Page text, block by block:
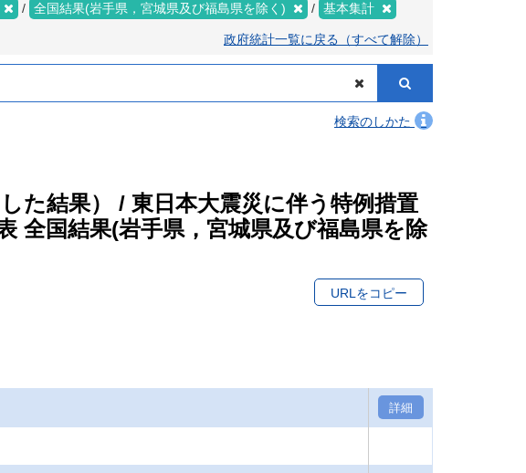
全国結果(岩手県，宮城県及び福島県を除く) 基本集計
政府統計一覧に戻る（すべて解除）
検索のしかた
た結果） / 東日本大震災に伴う特例措置
全国結果(岩手県，宮城県及び福島県を除
URLをコピー
詳細